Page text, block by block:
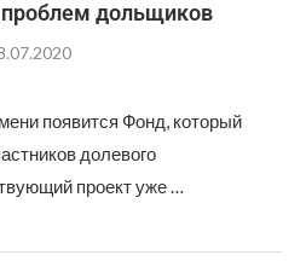
дольщиков
появится Фонд, который
долевого
проект уже …